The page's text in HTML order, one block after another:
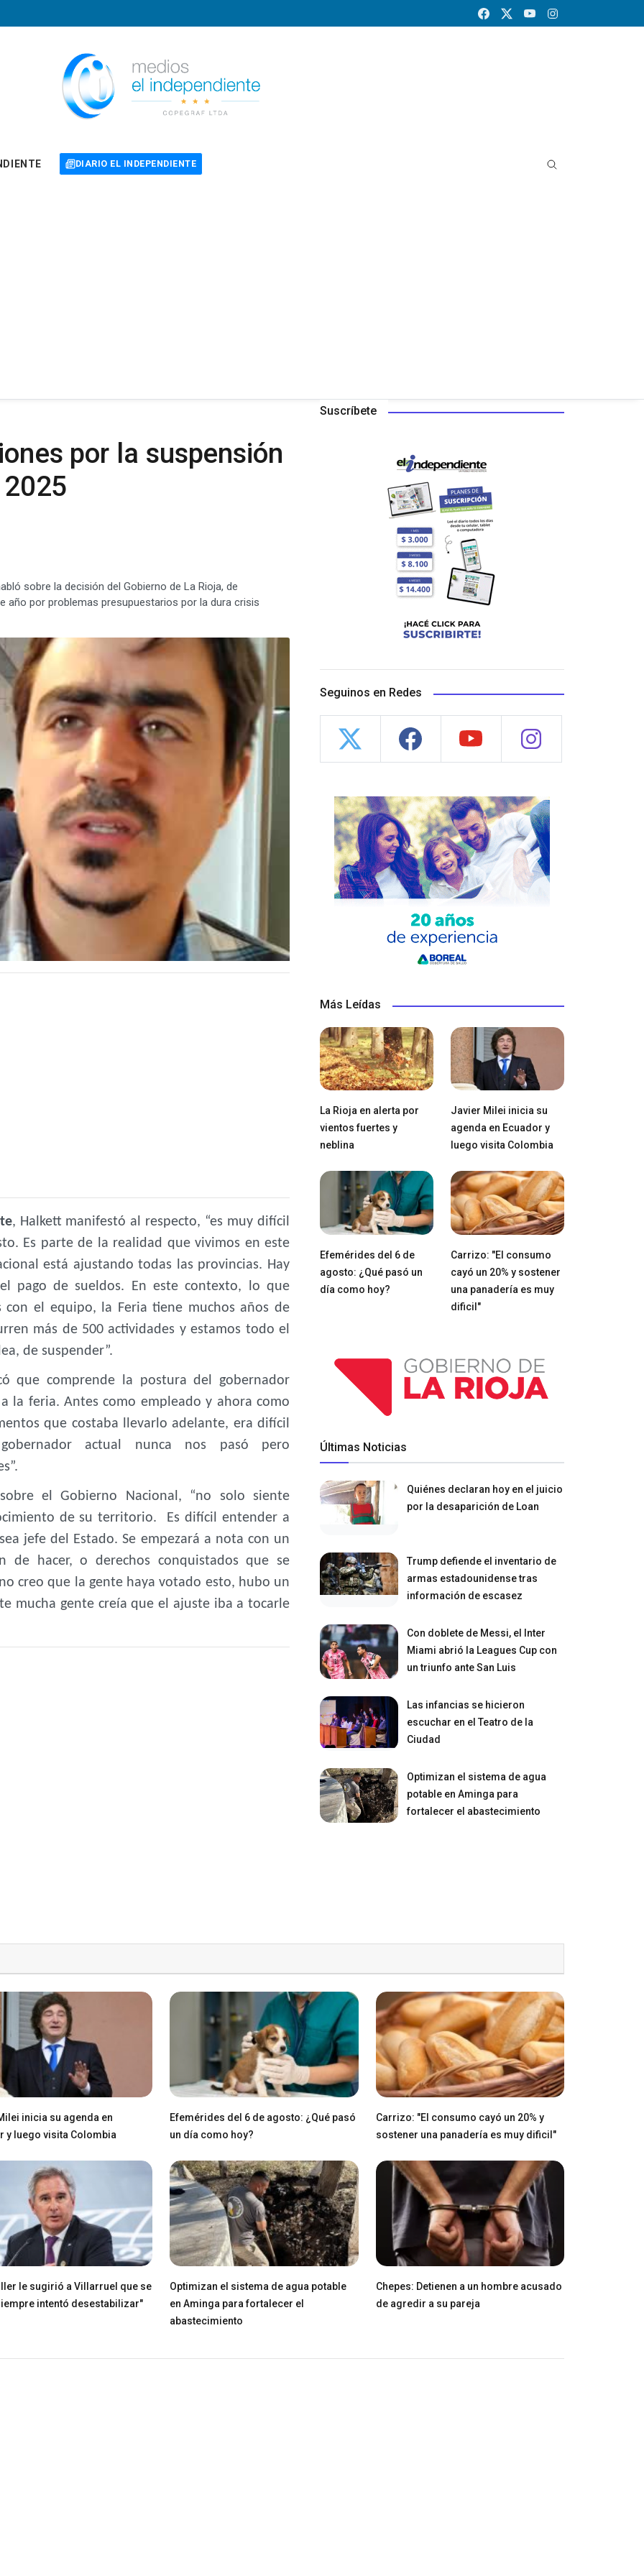
DIARIO EL INDEPENDIENTE
por la suspensión
sobre la decisión del Gobierno de La Rioja, de
año por problemas presupuestarios por la dura crisis
, Halkett manifestó al respecto, “es muy difícil
Es parte de la realidad que vivimos en este
está ajustando todas las provincias. Hay
pago de sueldos. En este contexto, lo que
con el equipo, la Feria tiene muchos años de
más de 500 actividades y estamos todo el
de suspender”.
que comprende la postura del gobernador
la feria. Antes como empleado y ahora como
que costaba llevarlo adelante, era difícil
actual nunca nos pasó pero
el Gobierno Nacional, “no solo siente
de su territorio. Es difícil entender a
jefe del Estado. Se empezará a nota con un
de hacer, o derechos conquistados que se
creo que la gente haya votado esto, hubo un
mucha gente creía que el ajuste iba a tocarle
Suscríbete
Seguinos en Redes
Más Leídas
La Rioja en alerta por
vientos fuertes y
neblina
Javier Milei inicia su
agenda en Ecuador y
luego visita Colombia
Efemérides del 6 de
agosto: ¿Qué pasó un
día como hoy?
Carrizo: "El consumo
cayó un 20% y sostener
una panadería es muy
dificil"
Últimas Noticias
Quiénes declaran hoy en el juicio
por la desaparición de Loan
Trump defiende el inventario de
armas estadounidense tras
información de escasez
Con doblete de Messi, el Inter
Miami abrió la Leagues Cup con
un triunfo ante San Luis
Las infancias se hicieron
escuchar en el Teatro de la
Ciudad
Optimizan el sistema de agua
potable en Aminga para
fortalecer el abastecimiento
inicia su agenda en
y luego visita Colombia
Efemérides del 6 de agosto: ¿Qué pasó
un día como hoy?
Carrizo: "El consumo cayó un 20% y
sostener una panadería es muy dificil"
le sugirió a Villarruel que se
intentó desestabilizar"
Optimizan el sistema de agua potable
en Aminga para fortalecer el
abastecimiento
Chepes: Detienen a un hombre acusado
de agredir a su pareja